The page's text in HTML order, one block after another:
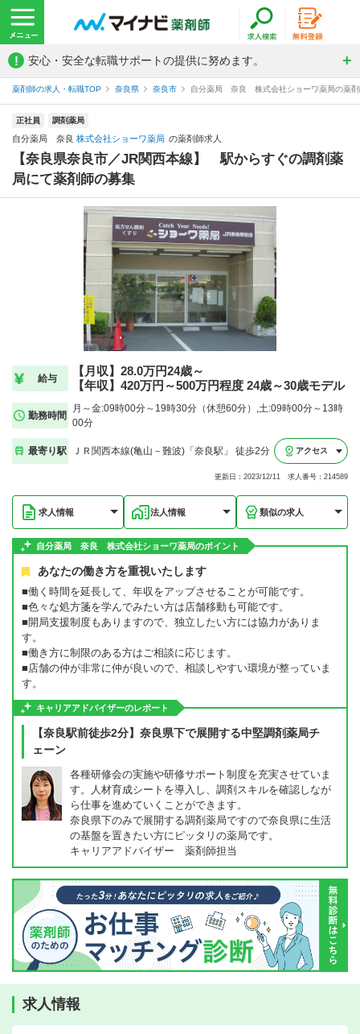
! 安心・安全な転職サポートの提供に努めます。
薬剤師の求人・転職TOP 奈良県 奈良市 自分薬局 奈良 株式会社ショーワ薬局の薬剤
正社員 調剤薬局
自分薬局 奈良 株式会社ショーワ薬局 の薬剤師求人
【奈良県奈良市／JR関西本線】 駅からすぐの調剤薬
局にて薬剤師の募集
給与
【月収】28.0万円24歳～
【年収】420万円～500万円程度 24歳～30歳モデル
勤務時間
月～金:09時00分～19時30分（休憩60分）,土:09時00分～13時
00分
最寄り駅 ＪＲ関西本線(亀山－難波)「奈良駅」 徒歩2分 アクセス
更新日：2023/12/11 求人番号：214589
求人情報 法人情報 類似の求人
自分薬局 奈良 株式会社ショーワ薬局のポイント
あなたの働き方を重視いたします
■働く時間を延長して、年収をアップさせることが可能です。
■色々な処方箋を学んでみたい方は店舗移動も可能です。
■開局支援制度もありますので、独立したい方には協力がありま
す。
■働き方に制限のある方はご相談に応じます。
■店舗の仲が非常に仲が良いので、相談しやすい環境が整っていま
す。
キャリアアドバイザーのレポート
【奈良駅前徒歩2分】奈良県下で展開する中堅調剤薬局チ
ェーン
各種研修会の実施や研修サポート制度を充実させていま
す。人材育成シートを導入し、調剤スキルを確認しなが
ら仕事を進めていくことができます。
奈良県下のみで展開する調剤薬局ですので奈良県に生活
の基盤を置きたい方にピッタリの薬局です。
キャリアアドバイザー 薬剤師担当
求人情報